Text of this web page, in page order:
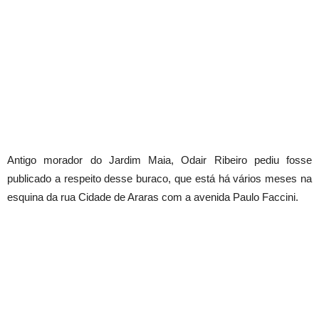
Antigo morador do Jardim Maia, Odair Ribeiro pediu fosse
publicado a respeito desse buraco, que está há vários meses na
esquina da rua Cidade de Araras com a avenida Paulo Faccini.